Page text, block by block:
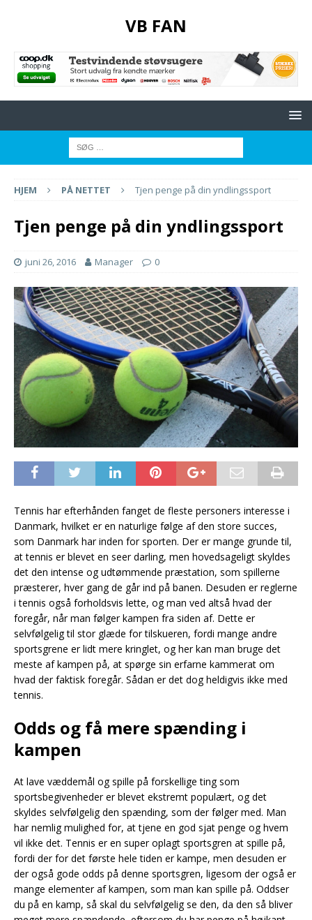
VB FAN
HJEM PÅ NETTET Tjen penge på din yndlingssport
Tjen penge på din yndlingssport
juni 26, 2016 Manager 0
Tennis har efterhånden fanget de fleste personers interesse i
Danmark, hvilket er en naturlige følge af den store succes,
som Danmark har inden for sporten. Der er mange grunde til,
at tennis er blevet en seer darling, men hovedsageligt skyldes
det den intense og udtømmende præstation, som spillerne
præsterer, hver gang de går ind på banen. Desuden er reglerne
i tennis også forholdsvis lette, og man ved altså hvad der
foregår, når man følger kampen fra siden af. Dette er
selvfølgelig til stor glæde for tilskueren, fordi mange andre
sportsgrene er lidt mere kringlet, og her kan man bruge det
meste af kampen på, at spørge sin erfarne kammerat om
hvad der faktisk foregår. Sådan er det dog heldigvis ikke med
tennis.
Odds og få mere spænding i
kampen
At lave væddemål og spille på forskellige ting som
sportsbegivenheder er blevet ekstremt populært, og det
skyldes selvfølgelig den spænding, som der følger med. Man
har nemlig mulighed for, at tjene en god sjat penge og hvem
vil ikke det. Tennis er en super oplagt sportsgren at spille på,
fordi der for det første hele tiden er kampe, men desuden er
der også gode odds på denne sportsgren, ligesom der også er
mange elementer af kampen, som man kan spille på. Oddser
du på en kamp, så skal du selvfølgelig se den, da den så bliver